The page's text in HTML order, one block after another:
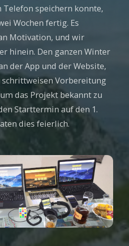
Telefon speichern konnte,
Wochen fertig. Es
Motivation, und wir
hinein. Den ganzen Winter
der App und der Website,
schrittweisen Vorbereitung
das Projekt bekannt zu
Starttermin auf den 1.
dies feierlich.